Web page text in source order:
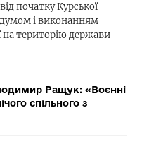
початку Курської
і виконанням
на територію держави-
Ращук: «Воєнні
спільного з